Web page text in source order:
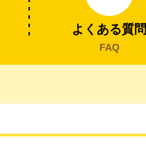
よくある質問
FAQ